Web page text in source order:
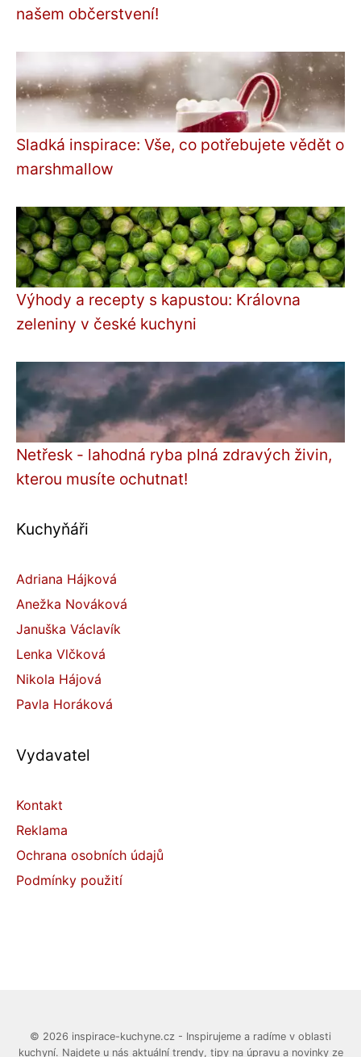
našem občerstvení!
Sladká inspirace: Vše, co potřebujete vědět o
marshmallow
Výhody a recepty s kapustou: Královna
zeleniny v české kuchyni
Netřesk - lahodná ryba plná zdravých živin,
kterou musíte ochutnat!
Kuchyňáři
Adriana Hájková
Anežka Nováková
Januška Václavík
Lenka Vlčková
Nikola Hájová
Pavla Horáková
Vydavatel
Kontakt
Reklama
Ochrana osobních údajů
Podmínky použití
© 2026 inspirace-kuchyne.cz - Inspirujeme a radíme v oblasti
kuchyní. Najdete u nás aktuální trendy, tipy na úpravu a novinky ze